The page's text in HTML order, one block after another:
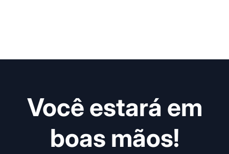
Você estará em
boas mãos!